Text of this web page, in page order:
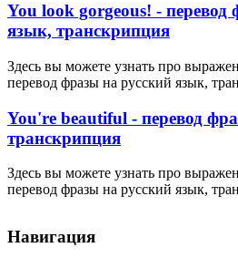
You look gorgeous! - перевод
язык, транскрипция
Здесь вы можете узнать про
перевод фразы на русский язык,
You're beautiful - перевод
транскрипция
Здесь вы можете узнать про
перевод фразы на русский язык,
Навигация